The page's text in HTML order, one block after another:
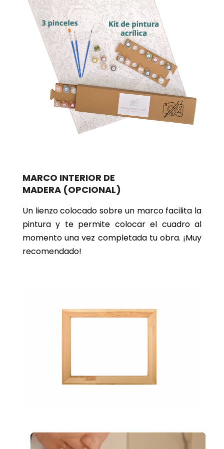
MARCO INTERIOR DE
MADERA (OPCIONAL)
Un lienzo colocado sobre un marco facilita la
pintura y te permite colocar el cuadro al
momento una vez completada tu obra. ¡Muy
recomendado!